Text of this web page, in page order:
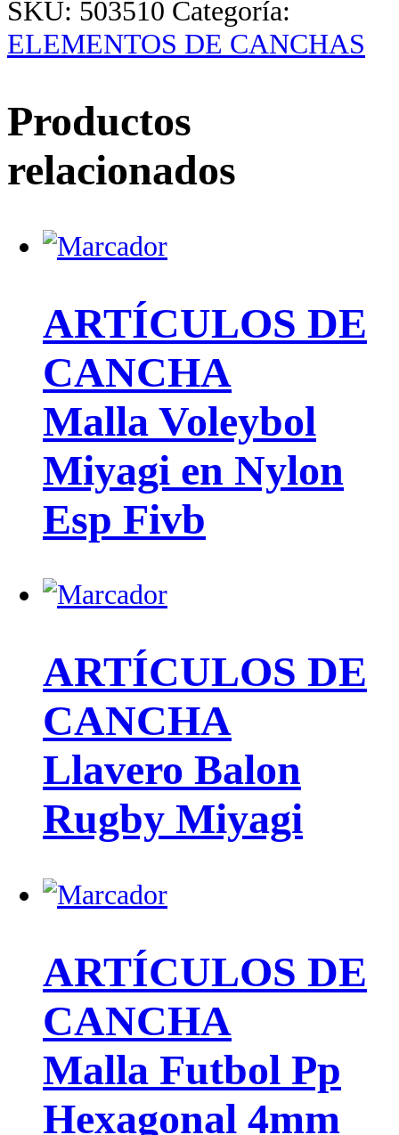
SKU: 503510 Categoría:
ELEMENTOS DE CANCHAS
Productos
relacionados
ARTÍCULOS DE
CANCHA
Malla Voleybol
Miyagi en Nylon
Esp Fivb
ARTÍCULOS DE
CANCHA
Llavero Balon
Rugby Miyagi
ARTÍCULOS DE
CANCHA
Malla Futbol Pp
Hexagonal 4mm